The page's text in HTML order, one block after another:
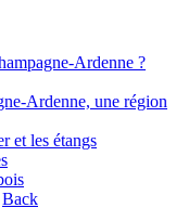
Ardenne ?
Ardenne, une région
et les étangs
Back